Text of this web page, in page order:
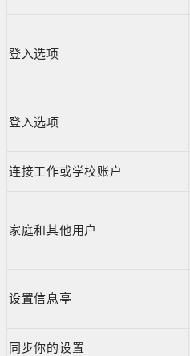
登入选项
登入选项
连接工作或学校账户
家庭和其他用户
设置信息亭
同步你的设置